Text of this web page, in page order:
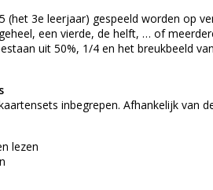
(het 3e leerjaar) gespeeld worden op
een vierde, de helft, … of
uit 50%, 1/4 en het breukbeeld
inbegrepen. Afhankelijk van
lezen